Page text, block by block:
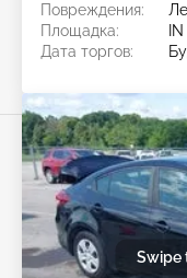
Повреждения:
Площадка:
Дата торгов:
Swipe